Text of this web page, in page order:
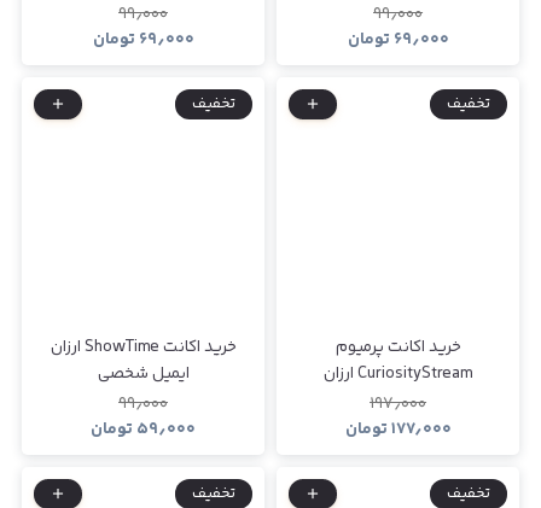
۹۹٫۰۰۰
۶۹٫۰۰۰ تومان
۹۹٫۰۰۰
۶۹٫۰۰۰ تومان
تخفیف
خرید اکانت پرمیوم
CuriosityStream ارزان
۱۹۷٫۰۰۰
۱۷۷٫۰۰۰تومان
تخفیف
خرید اکانت ShowTime ارزان
ایمیل شخصی
۹۹٫۰۰۰
۵۹٫۰۰۰ تومان
تخفیف تخفیف